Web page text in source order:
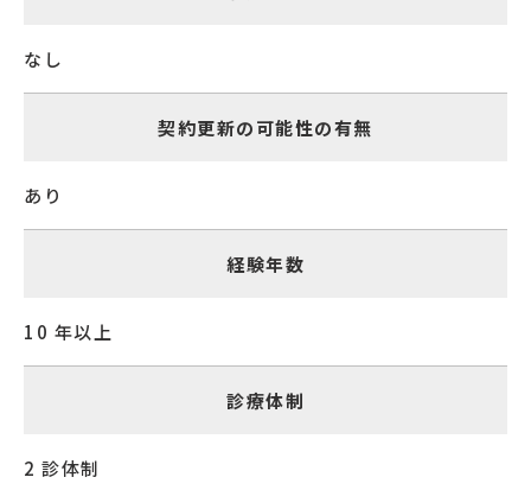
なし
契約更新の可能性の有無
あり
経験年数
10 年以上
診療体制
2 診体制